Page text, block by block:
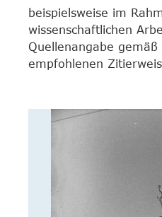
beispielsweise im
wissenschaftlichen
Quellenangabe
empfohlenen